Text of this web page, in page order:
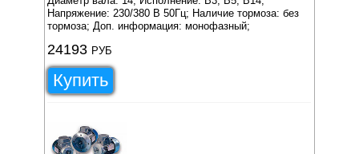
Напряжение: 230/380 В 50Гц; Наличие тормоза: без
тормоза; Доп. информация: монофазный;
24193 РУБ
Купить